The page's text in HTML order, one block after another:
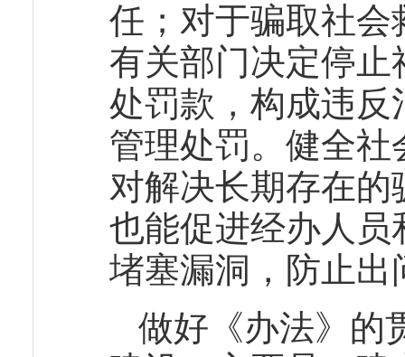
任；对于骗取社
有关部门决定停
处罚款，构成违
管理处罚。健全
对解决长期存在
也能促进经办人
堵塞漏洞，防止出
做好《办法》的